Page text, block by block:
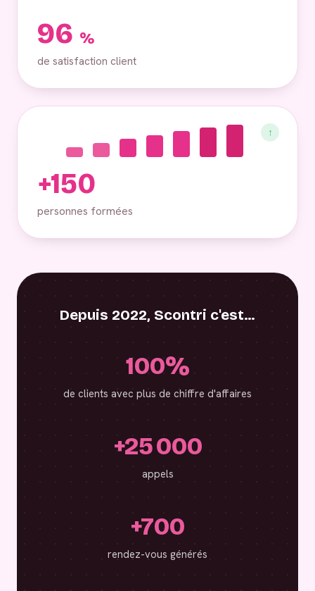
96 %
de satisfaction client
↑
+150
personnes formées
Depuis 2022, Scontri c'est…
100%
de clients avec plus de chiffre d'affaires
+25 000
appels
+700
rendez-vous générés